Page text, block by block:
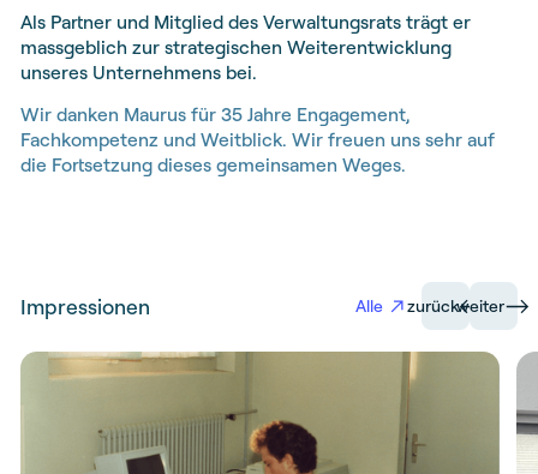
Als Partner und Mitglied des Verwaltungsrats trägt er
massgeblich zur strategischen Weiterentwicklung
unseres Unternehmens bei.
Wir danken Maurus für 35 Jahre Engagement,
Fachkompetenz und Weitblick. Wir freuen uns sehr auf
die Fortsetzung dieses gemeinsamen Weges.
Impressionen Alle zurückweiter